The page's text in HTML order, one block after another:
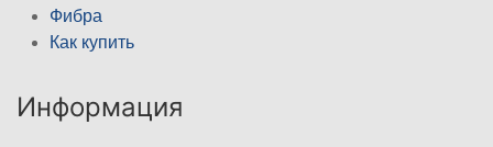
Фибра
Как купить
Информация